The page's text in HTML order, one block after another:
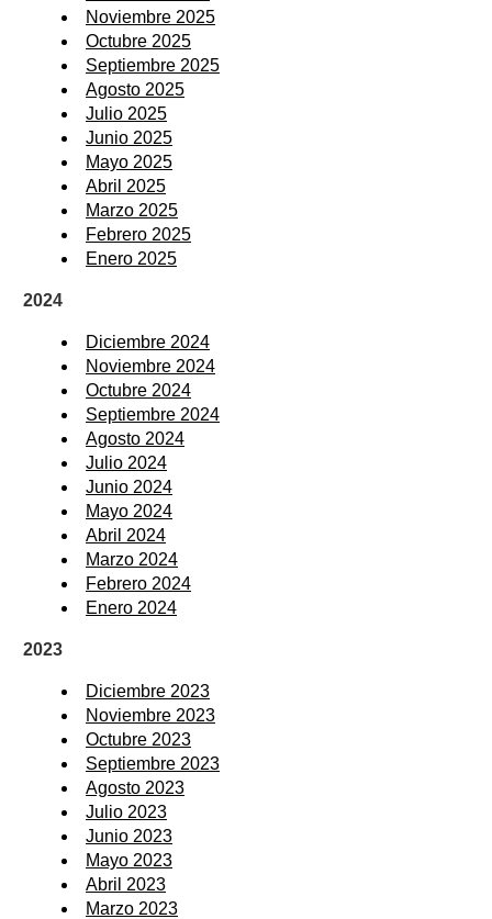
Noviembre 2025
Octubre 2025
Septiembre 2025
Agosto 2025
Julio 2025
Junio 2025
Mayo 2025
Abril 2025
Marzo 2025
Febrero 2025
Enero 2025
2024
Diciembre 2024
Noviembre 2024
Octubre 2024
Septiembre 2024
Agosto 2024
Julio 2024
Junio 2024
Mayo 2024
Abril 2024
Marzo 2024
Febrero 2024
Enero 2024
2023
Diciembre 2023
Noviembre 2023
Octubre 2023
Septiembre 2023
Agosto 2023
Julio 2023
Junio 2023
Mayo 2023
Abril 2023
Marzo 2023